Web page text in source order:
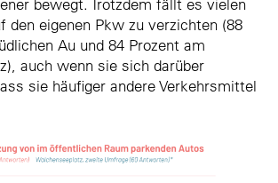
bewegt. Trotzdem fällt es vielen
den eigenen Pkw zu verzichten (88
Au und 84 Prozent am
auch wenn sie sich darüber
sie häufiger andere Verkehrsmittel